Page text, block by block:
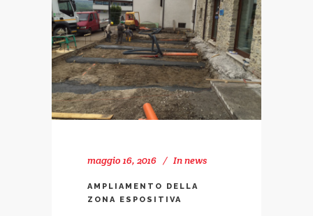
maggio 16, 2016 Innews
AMPLIAMENTO DELLA
ZONA ESPOSITIVA